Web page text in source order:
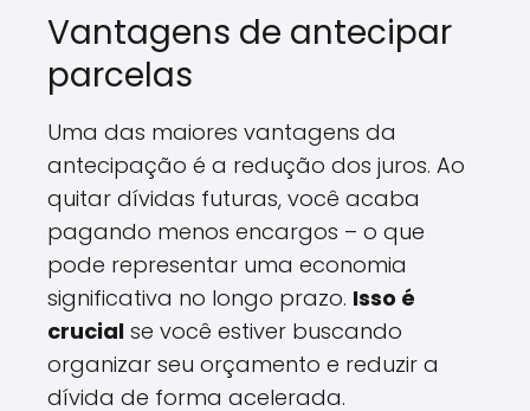
Vantagens de antecipar
parcelas
Uma das maiores vantagens da
antecipação é a redução dos juros. Ao
quitar dívidas futuras, você acaba
pagando menos encargos – o que
pode representar uma economia
significativa no longo prazo. Isso é
crucial se você estiver buscando
organizar seu orçamento e reduzir a
dívida de forma acelerada.